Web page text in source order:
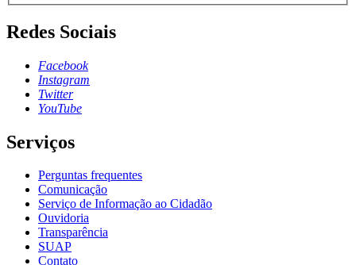
Redes Sociais
Facebook
Instagram
Twitter
YouTube
Serviços
Perguntas frequentes
Comunicação
Serviço de Informação ao Cidadão
Ouvidoria
Transparência
SUAP
Contato